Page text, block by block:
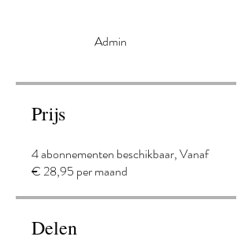
Admin
Prijs
4 abonnementen beschikbaar, Vanaf
€ 28,95 per maand
Delen